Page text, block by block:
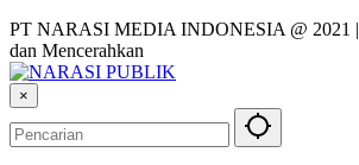
PT NARASI MEDIA INDONESIA @ 2021 |
dan Mencerahkan
×